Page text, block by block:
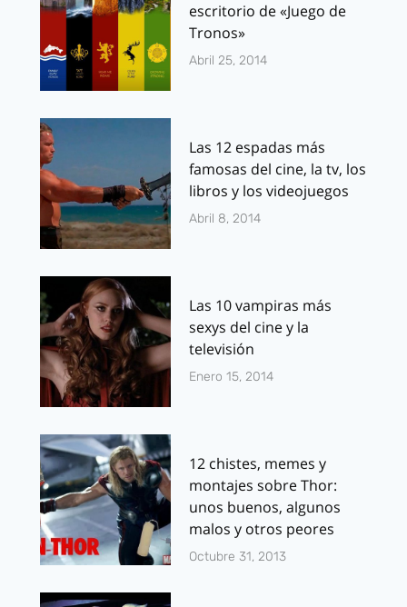
escritorio de «Juego de
Tronos»
Abril 25, 2014
Las 12 espadas más
famosas del cine, la tv, los
libros y los videojuegos
Abril 8, 2014
Las 10 vampiras más
sexys del cine y la
televisión
Enero 15, 2014
12 chistes, memes y
montajes sobre Thor:
unos buenos, algunos
malos y otros peores
Octubre 31, 2013